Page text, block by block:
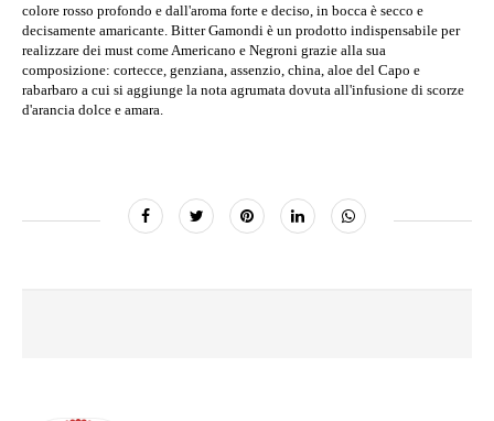
colore rosso profondo e dall'aroma forte e deciso, in bocca è secco e
decisamente amaricante. Bitter Gamondi è un prodotto indispensabile per
realizzare dei must come Americano e Negroni grazie alla sua
composizione: cortecce, genziana, assenzio, china, aloe del Capo e
rabarbaro a cui si aggiunge la nota agrumata dovuta all'infusione di scorze
d'arancia dolce e amara.